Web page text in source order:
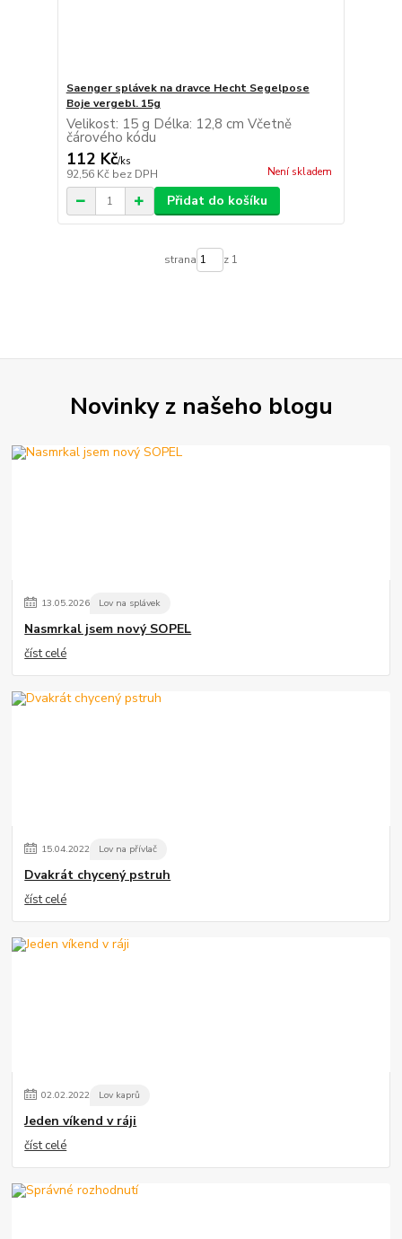
Saenger splávek na dravce Hecht Segelpose
Boje vergebl. 15g
Velikost: 15 g Délka: 12,8 cm Včetně
čárového kódu
112 Kč/ks
92,56 Kč bez DPH Není skladem
Přidat do košíku
strana z 1
Novinky z našeho blogu
13.05.2026 Lov na splávek
Nasmrkal jsem nový SOPEL
číst celé
15.04.2022 Lov na přívlač
Dvakrát chycený pstruh
číst celé
02.02.2022 Lov kaprů
Jeden víkend v ráji
číst celé